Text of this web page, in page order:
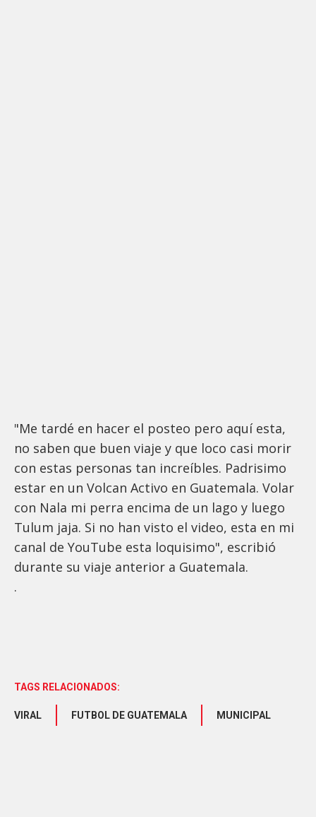
"Me tardé en hacer el posteo pero aquí esta,
no saben que buen viaje y que loco casi morir
con estas personas tan increíbles. Padrisimo
estar en un Volcan Activo en Guatemala. Volar
con Nala mi perra encima de un lago y luego
Tulum jaja. Si no han visto el video, esta en mi
canal de YouTube esta loquisimo", escribió
durante su viaje anterior a Guatemala.
.
TAGS RELACIONADOS:
VIRAL FUTBOL DE GUATEMALA MUNICIPAL